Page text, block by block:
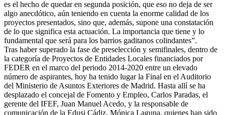
es el hecho de quedar en segunda posición, que eso no deja de ser
algo anecdótico, aún teniendo en cuenta la enorme calidad de los
proyectos presentados, sino que, además, supone una constatación
de lo que significa esta actuación. La importancia que tiene y lo
fundamental que será para los barrios gaditanos colindantes”.
Tras haber superado la fase de preselección y semifinales, dentro de
la categoría de Proyectos de Entidades Locales financiados por
FEDER en el marco del periodo 2014-2020 entre un elevado
número de aspirantes, hoy ha tenido lugar la Final en el Auditorio
del Ministerio de Asuntos Exteriores de Madrid. Hasta allí se ha
desplazado el concejal de Fomento y Empleo, Carlos Paradas, el
gerente del IFEF, Juan Manuel Acedo, y la responsable de
comunicación de la Edusi Cádiz, Mónica Laguna, quienes han sido